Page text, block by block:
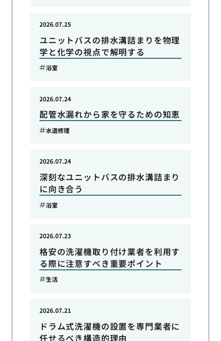
ユニットバスの排水溝詰まりを物理
学と化学の視点で解明する
2026.07.25
浴室
配管水漏れから家を守るための知恵
2026.07.24
水道修理
深刻なユニットバスの排水溝詰まり
に向き合う
2026.07.24
浴室
格安の洗濯機取り付け業者を利用す
る際に注意すべき重要ポイント
2026.07.23
生活
ドラム式洗濯機の設置を専門業者に
任せるべき構造的理由
2026.07.21